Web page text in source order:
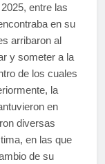
entre las
en su
arribaron al
y someter a la
de los cuales
la
en
diversas
en las que
de su